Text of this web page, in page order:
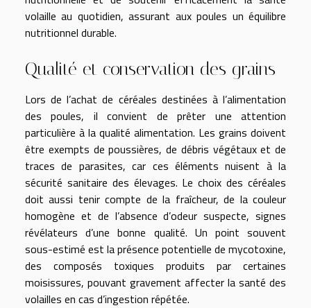
volaille au quotidien, assurant aux poules un équilibre
nutritionnel durable.
Qualité et conservation des grains
Lors de l’achat de céréales destinées à l’alimentation
des poules, il convient de prêter une attention
particulière à la qualité alimentation. Les grains doivent
être exempts de poussières, de débris végétaux et de
traces de parasites, car ces éléments nuisent à la
sécurité sanitaire des élevages. Le choix des céréales
doit aussi tenir compte de la fraîcheur, de la couleur
homogène et de l’absence d’odeur suspecte, signes
révélateurs d’une bonne qualité. Un point souvent
sous-estimé est la présence potentielle de mycotoxine,
des composés toxiques produits par certaines
moisissures, pouvant gravement affecter la santé des
volailles en cas d’ingestion répétée.